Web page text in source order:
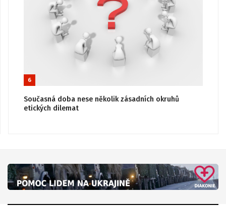
6
Současná doba nese několik zásadních okruhů
etických dilemat